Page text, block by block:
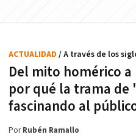
Del mito homérico
por qué la trama de
fascinando al
ACTUALIDAD / A través de los
PorRubén Ramallo